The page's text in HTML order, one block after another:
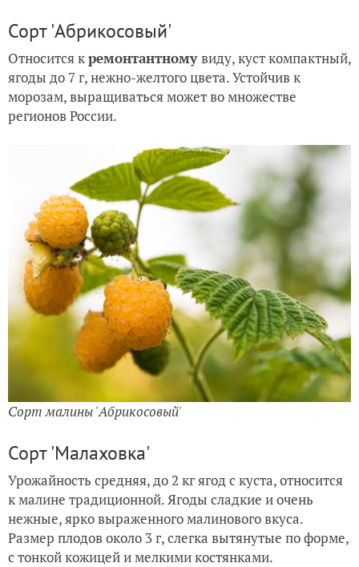
Сорт 'Абрикосовый'
Относится кремонтантномувиду, куст компактный,
ягоды до 7 г, нежно-желтого цвета. Устойчив к
морозам, выращиваться может во множестве
регионов России.
Сорт малины 'Абрикосовый'
Сорт 'Малаховка'
Урожайность средняя, до 2 кг ягод с куста, относится
к малине традиционной. Ягоды сладкие и очень
нежные, ярко выраженного малинового вкуса.
Размер плодов около 3 г, слегка вытянутые по форме,
с тонкой кожицей и мелкими костянками.